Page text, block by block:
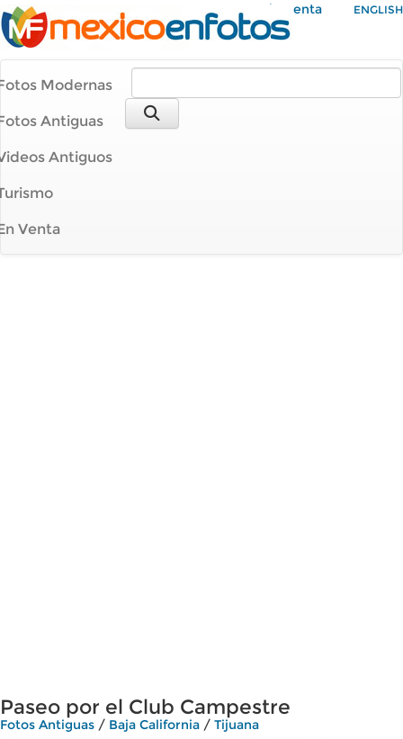
Mi Cuenta ENGLISH
Modernas
Antiguas
Antiguos
Venta
Paseo por el Club Campestre
Fotos Antiguas / Baja California / Tijuana